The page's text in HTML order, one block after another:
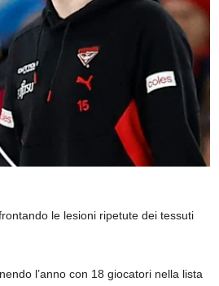
le lesioni ripetute dei tessuti
l’anno con 18 giocatori nella lista